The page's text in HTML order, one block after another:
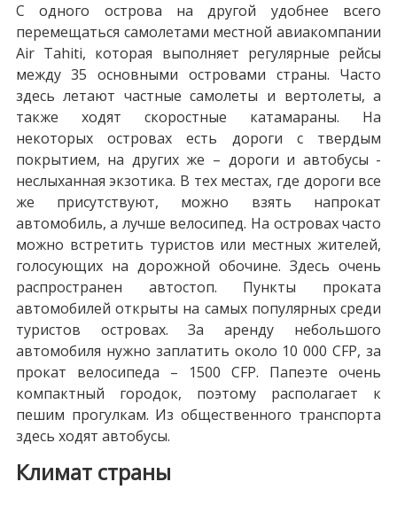
С одного острова на другой удобнее всего
перемещаться самолетами местной авиакомпании
Air Tahiti, которая выполняет регулярные рейсы
между 35 основными островами страны. Часто
здесь летают частные самолеты и вертолеты, а
также ходят скоростные катамараны. На
некоторых островах есть дороги с твердым
покрытием, на других же – дороги и автобусы -
неслыханная экзотика. В тех местах, где дороги все
же присутствуют, можно взять напрокат
автомобиль, а лучше велосипед. На островах часто
можно встретить туристов или местных жителей,
голосующих на дорожной обочине. Здесь очень
распространен автостоп. Пункты проката
автомобилей открыты на самых популярных среди
туристов островах. За аренду небольшого
автомобиля нужно заплатить около 10 000 CFP, за
прокат велосипеда – 1500 CFP. Папеэте очень
компактный городок, поэтому располагает к
пешим прогулкам. Из общественного транспорта
здесь ходят автобусы.
Климат страны